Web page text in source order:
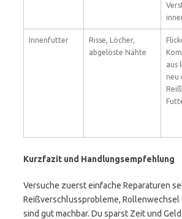
Innenfutter
Risse, Löcher,
abgelöste Nähte
aus
neu
Kurzfazit und Handlungsempfehlung
Versuche zuerst einfache Reparaturen
Reißverschlussprobleme, Rollenwechsel
sind gut machbar. Du sparst Zeit und